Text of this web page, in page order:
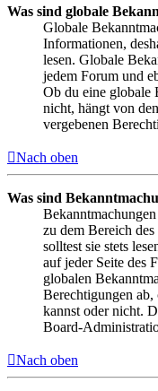
Was sind globale
Globale
Informationen,
lesen. Globale
jedem Forum und
Ob du eine globale
nicht, hängt von
vergebenen
Nach oben
Was sind
zu dem Bereich
solltest sie stets
auf jeder Seite des
globalen
Berechtigungen ab,
kannst oder nicht.
Board-
Nach oben